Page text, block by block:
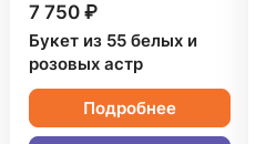
7 750 ₽
Букет из 55 белых и
розовых астр
Подробнее